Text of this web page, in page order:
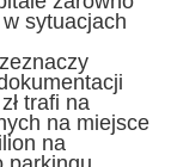
sytuacjach
trafi na
na miejsce
na